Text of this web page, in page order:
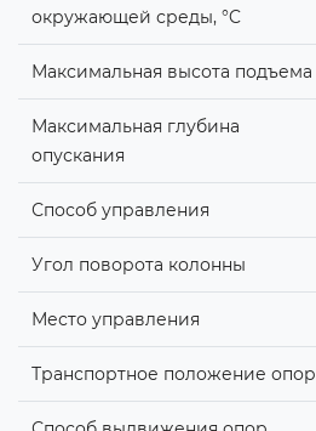
окружающей среды, °C
Максимальная высота подъема
Максимальная глубина
опускания
Способ управления
Угол поворота колонны
Место управления
Транспортное положение опор